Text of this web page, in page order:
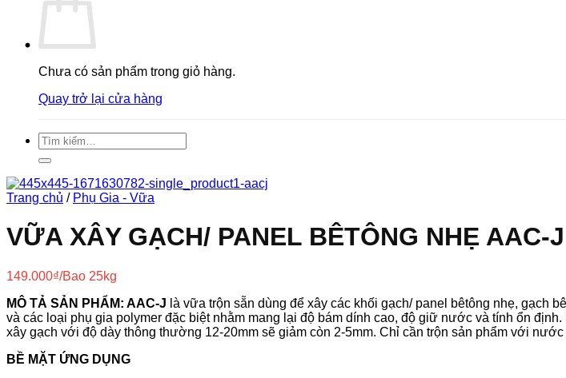
Chưa có sản phẩm trong giỏ hàng.
Quay trở lại cửa hàng
Tìm
kiếm:
Trang chủ / Phụ Gia - Vữa
VỮA XÂY GẠCH/ PANEL BÊTÔNG NHẸ AAC-J
149.000₫/Bao 25kg
MÔ TẢ SẢN PHẨM: AAC-J là vữa trộn sẵn dùng để xây các khối gạch/ panel bêtông nhẹ, gạch
và các loại phụ gia polymer đặc biệt nhằm mang lại độ bám dính cao, độ giữ nước và tính ổn
xây gạch với độ dày thông thường 12-20mm sẽ giảm còn 2-5mm. Chỉ cần trộn sản phẩm với
BỀ MẶT ỨNG DỤNG